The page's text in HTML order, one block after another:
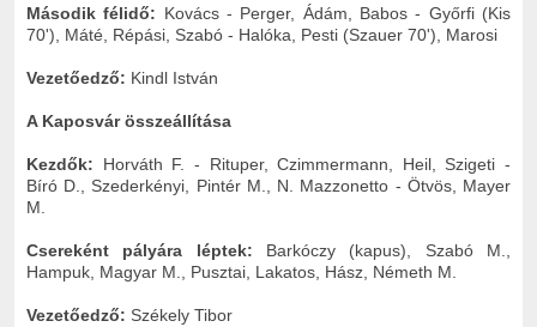
Második félidő: Kovács - Perger, Ádám, Babos - Győrfi (Kis
70'), Máté, Répási, Szabó - Halóka, Pesti (Szauer 70'), Marosi
Vezetőedző: Kindl István
A Kaposvár összeállítása
Kezdők: Horváth F. - Rituper, Czimmermann, Heil, Szigeti -
Bíró D., Szederkényi, Pintér M., N. Mazzonetto - Ötvös, Mayer
M.
Csereként pályára léptek: Barkóczy (kapus), Szabó M.,
Hampuk, Magyar M., Pusztai, Lakatos, Hász, Németh M.
Vezetőedző: Székely Tibor